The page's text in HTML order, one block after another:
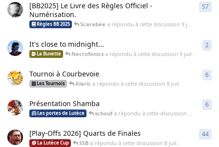
[BB2025] Le Livre des Règles Officiel -
Numérisation.
Règles BB 2025 Scarabée a répondu à cette discussion9 juil.
57
It's close to midnight...
La Buvette Necrofonics a répondu à cette discussion9 juil.
2
Tournoi à Courbevoie
Les Tournois Alaric a répondu à cette discussion8 juil.
6
Présentation Shamba
Les portes de Lutèce schoufa répondu à cette discussion
6
[Play-Offs 2026] Quarts de Finales
La Lutèce Cup SSB a répondu à cette discussion8 juil.
44